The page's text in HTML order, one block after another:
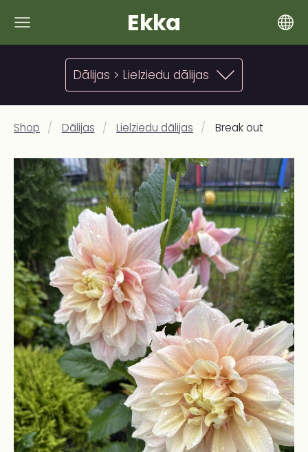
Ekka
Dālijas > Lielziedu dālijas
Shop Dālijas Lielziedu dālijas Break out